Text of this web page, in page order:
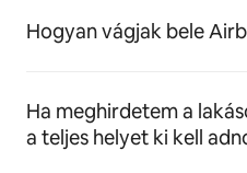
Hogyan vágjak bele
Ha meghirdetem a
a teljes helyet ki kell